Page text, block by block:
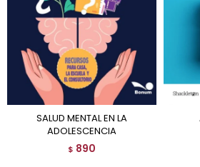
SALUD MENTAL EN LA
ADOLESCENCIA
$ 890